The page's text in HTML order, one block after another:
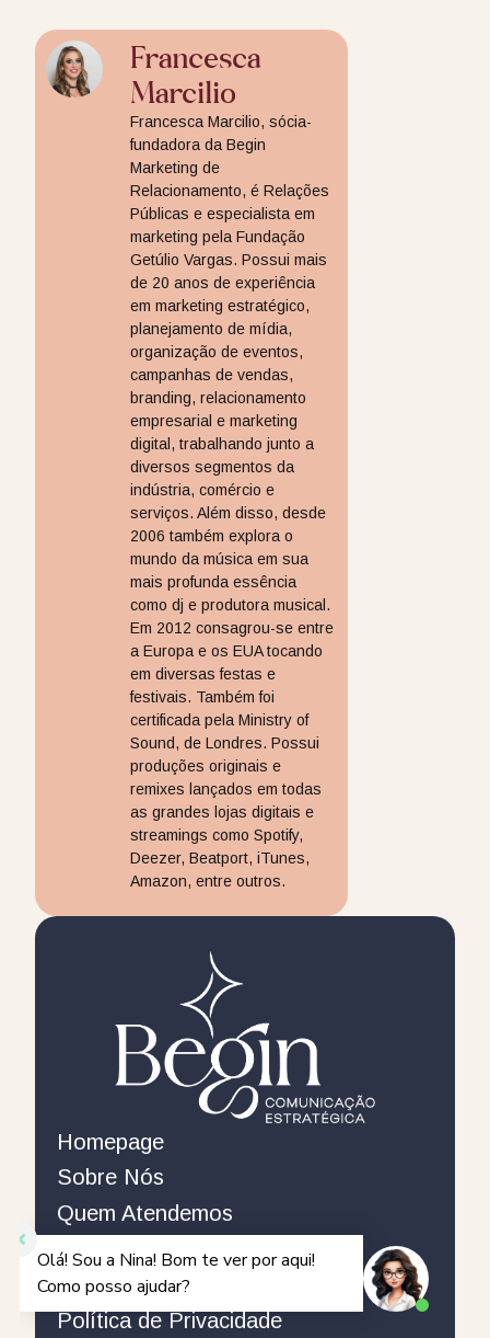
Francesca
Marcilio
Francesca Marcilio, sócia-
fundadora da Begin
Marketing de
Relacionamento, é Relações
Públicas e especialista em
marketing pela Fundação
Getúlio Vargas. Possui mais
de 20 anos de experiência
em marketing estratégico,
planejamento de mídia,
organização de eventos,
campanhas de vendas,
branding, relacionamento
empresarial e marketing
digital, trabalhando junto a
diversos segmentos da
indústria, comércio e
serviços. Além disso, desde
2006 também explora o
mundo da música em sua
mais profunda essência
como dj e produtora musical.
Em 2012 consagrou-se entre
a Europa e os EUA tocando
em diversas festas e
festivais. Também foi
certificada pela Ministry of
Sound, de Londres. Possui
produções originais e
remixes lançados em todas
as grandes lojas digitais e
streamings como Spotify,
Deezer, Beatport, iTunes,
Amazon, entre outros.
Homepage
Sobre Nós
Quem Atendemos
Blog
Contato
Política de Privacidade